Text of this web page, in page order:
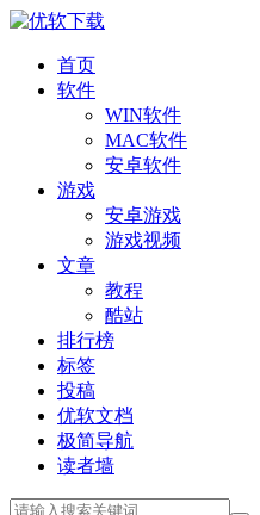
首页
软件
WIN软件
MAC软件
安卓软件
游戏
安卓游戏
游戏视频
文章
教程
酷站
排行榜
标签
投稿
优软文档
极简导航
读者墙